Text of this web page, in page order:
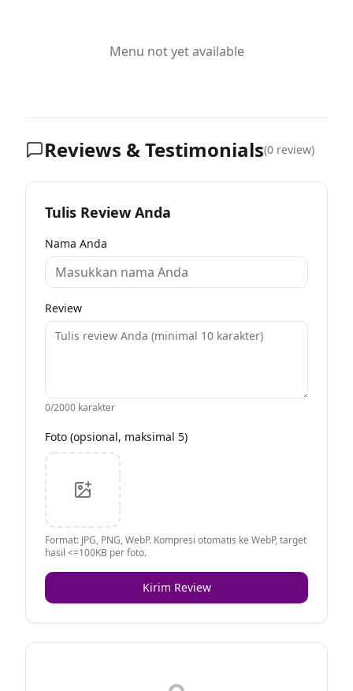
Menu not yet available
Reviews & Testimonials(0 review)
Tulis Review Anda
Nama Anda
Review
0/2000 karakter
Foto (opsional, maksimal 5)
Format: JPG, PNG, WebP. Kompresi otomatis ke WebP, target
hasil <=100KB per foto.
Kirim Review